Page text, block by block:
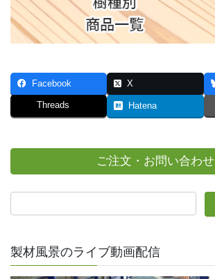
Facebook X
Threads Hatena
ご注文・お問い合わせ
製材風景のライブ動画配信